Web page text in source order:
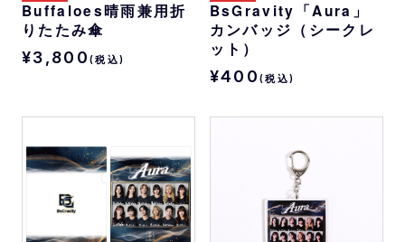
Buffaloes晴雨兼用折
りたたみ傘
¥3,800 (税込)
BsGravity「Aura」
カンバッジ（シークレ
ット）
¥400(税込)